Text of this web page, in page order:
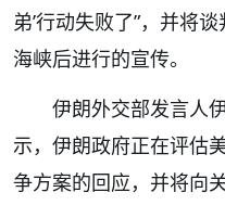
弟’行动失败了”，并将
海峡后进行的宣传。
伊朗外交部发言人
示，伊朗政府正在评估
争方案的回应，并将向